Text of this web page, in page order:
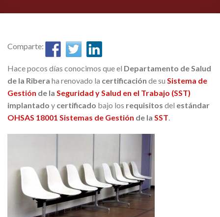
Comparte:
Hace pocos días conocimos que el Departamento de Salud
de la Ribera ha renovado la certificación de su Sistema de
Gestión de la Seguridad y Salud en el Trabajo (SST)
implantado y certificado bajo los requisitos del estándar
OHSAS 18001 Sistemas de Gestión de la SST.